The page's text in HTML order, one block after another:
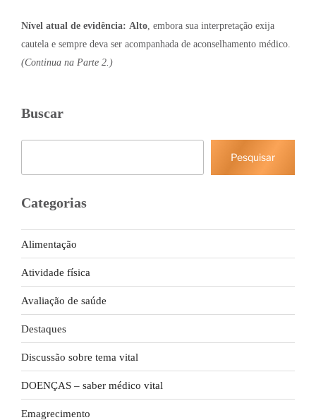
Nível atual de evidência: Alto , embora sua interpretação exija
cautela e sempre deva ser acompanhada de aconselhamento médico.
(Continua na Parte 2.)
Buscar
Pesquisar
Categorias
Alimentação
Atividade física
Avaliação de saúde
Destaques
Discussão sobre tema vital
DOENÇAS – saber médico vital
Emagrecimento